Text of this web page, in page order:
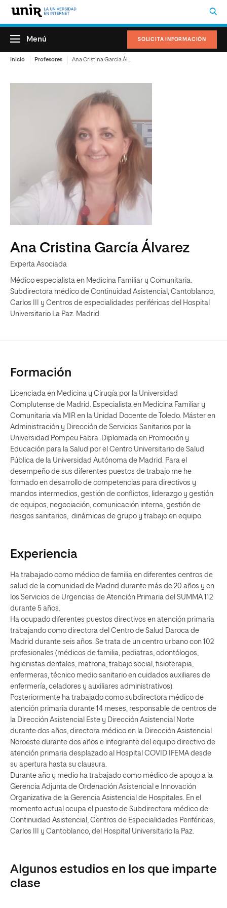
SOLICITA INFORMACIÓN
Menú
Inicio Profesores
Ana Cristina García Álvarez
Experta Asociada
Médico especialista en Medicina Familiar y Comunitaria.
Subdirectora médico de Continuidad Asistencial, Cantoblanco,
Carlos III y Centros de especialidades periféricas del Hospital
Universitario La Paz. Madrid.
Formación
Licenciada en Medicina y Cirugía por la Universidad
Complutense de Madrid. Especialista en Medicina Familiar y
Comunitaria vía MIR en la Unidad Docente de Toledo. Máster en
Administración y Dirección de Servicios Sanitarios por la
Universidad Pompeu Fabra. Diplomada en Promoción y
Educación para la Salud por el Centro Universitario de Salud
Pública de la Universidad Autónoma de Madrid. Para el
desempeño de sus diferentes puestos de trabajo me he
formado en desarrollo de competencias para directivos y
mandos intermedios, gestión de conflictos, liderazgo y gestión
de equipos, negociación, comunicación interna, gestión de
riesgos sanitarios, dinámicas de grupo y trabajo en equipo.
Experiencia
Ha trabajado como médico de familia en diferentes centros de
salud de la comunidad de Madrid durante más de 20 años y en
los Servicios de Urgencias de Atención Primaria del SUMMA 112
durante 5 años.
Ha ocupado diferentes puestos directivos en atención primaria
trabajando como directora del Centro de Salud Daroca de
Madrid durante seis años. Se trata de un centro urbano con 102
profesionales (médicos de familia, pediatras, odontólogos,
higienistas dentales, matrona, trabajo social, fisioterapia,
enfermeras, técnico medio sanitario en cuidados auxiliares de
enfermería, celadores y auxiliares administrativos).
Posteriormente ha trabajado como subdirectora médico de
atención primaria durante 14 meses, responsable de centros de
la Dirección Asistencial Este y Dirección Asistencial Norte
durante dos años, directora médico en la Dirección Asistencial
Noroeste durante dos años e integrante del equipo directivo de
atención primaria desplazado al Hospital COVID IFEMA desde
su apertura hasta su clausura.
Durante año y medio ha trabajado como médico de apoyo a la
Gerencia Adjunta de Ordenación Asistencial e Innovación
Organizativa de la Gerencia Asistencial de Hospitales. En el
momento actual ocupa el puesto de Subdirectora médico de
Continuidad Asistencial, Centros de Especialidades Periféricas,
Carlos III y Cantoblanco, del Hospital Universitario la Paz.
Algunos estudios en los que imparte
clase